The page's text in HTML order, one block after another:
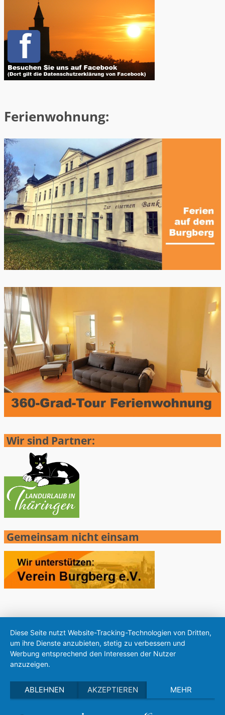
Ferienwohnung:
Wir sind Partner:
Gemeinsam nicht einsam
Diese Seite nutzt Website-Tracking-Technologien von Dritten,
um ihre Dienste anzubieten, stetig zu verbessern und
Werbung entsprechend den Interessen der Nutzer
anzuzeigen.
ABLEHNEN AKZEPTIEREN MEHR